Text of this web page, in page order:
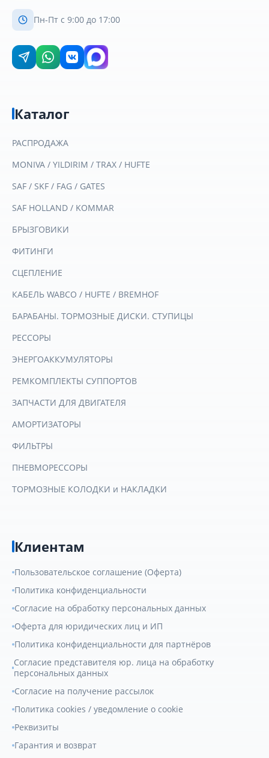
Пн-Пт с 9:00 до 17:00
Каталог
РАСПРОДАЖА
MONIVA / YILDIRIM / TRAX / HUFTE
SAF / SKF / FAG / GATES
SAF HOLLAND / KOMMAR
БРЫЗГОВИКИ
ФИТИНГИ
СЦЕПЛЕНИЕ
КАБЕЛЬ WABCO / HUFTE / BREMHOF
БАРАБАНЫ. ТОРМОЗНЫЕ ДИСКИ. СТУПИЦЫ
РЕССОРЫ
ЭНЕРГОАККУМУЛЯТОРЫ
РЕМКОМПЛЕКТЫ СУППОРТОВ
ЗАПЧАСТИ ДЛЯ ДВИГАТЕЛЯ
АМОРТИЗАТОРЫ
ФИЛЬТРЫ
ПНЕВМОРЕССОРЫ
ТОРМОЗНЫЕ КОЛОДКИ и НАКЛАДКИ
Клиентам
Пользовательское соглашение (Оферта)
Политика конфиденциальности
Согласие на обработку персональных данных
Оферта для юридических лиц и ИП
Политика конфиденциальности для партнёров
Согласие представителя юр. лица на обработку
персональных данных
Согласие на получение рассылок
Политика cookies / уведомление о cookie
Реквизиты
Гарантия и возврат